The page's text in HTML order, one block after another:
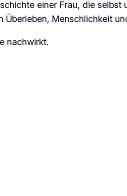
einer Frau, die
Überleben, Menschlichkeit
nachwirkt.